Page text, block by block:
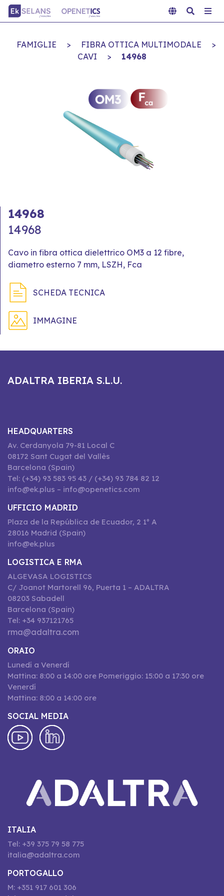
FAMIGLIE > FIBRA OTTICA MULTIMODALE
>
CAVI
> 14968
14968
14968
Cavo in fibra ottica dielettrico OM3 a 12 fibre,
diametro esterno 7 mm, LSZH, Fca
SCHEDA TECNICA
IMMAGINE
ADALTRA IBERIA S.L.U.
HEADQUARTERS
Av. Cerdanyola 79-81 Local C
08172 Sant Cugat del Vallès
Barcelona (Spain)
Tel: (+34) 93 583 95 43 / (+34) 93 784 82 12
info@ek.plus – info@openetics.com
UFFICIO MADRID
Plaza de la República de Ecuador, 2 1º A
28016 Madrid (Spain)
info@ek.plus
LOGISTICA E RMA
ALGEVASA LOGISTICS
C/ Joanot Martorell 96, Puerta 1 – ADALTRA
08203 Sabadell
Barcelona (Spain)
Tel: +34 937121765
rma@adaltra.com
ORAIO
Lunedí a Venerdí
Mattina: 8:00 a 14:00 ore Pomeriggio: 15:00 a 17:30 ore
Venerdí
Mattina: 8:00 a 14:00 ore
SOCIAL MEDIA
ITALIA
Tel: +39 375 79 58 775
italia@adaltra.com
PORTOGALLO
M: +351 917 601 306